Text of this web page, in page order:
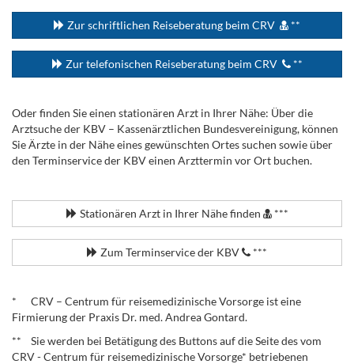
Zur schriftlichen Reiseberatung beim CRV **
Zur telefonischen Reiseberatung beim CRV **
Oder finden Sie einen stationären Arzt in Ihrer Nähe: Über die
Arztsuche der KBV – Kassenärztlichen Bundesvereinigung, können
Sie Ärzte in der Nähe eines gewünschten Ortes suchen sowie über
den Terminservice der KBV einen Arzttermin vor Ort buchen.
Stationären Arzt in Ihrer Nähe finden ***
Zum Terminservice der KBV ***
* CRV – Centrum für reisemedizinische Vorsorge ist eine
Firmierung der Praxis Dr. med. Andrea Gontard.
** Sie werden bei Betätigung des Buttons auf die Seite des vom
CRV - Centrum für reisemedizinische Vorsorge* betriebenen